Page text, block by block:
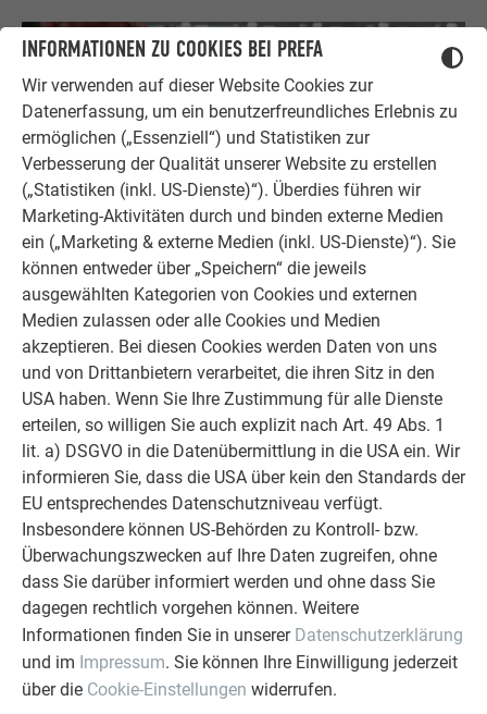
INFORMATIONEN ZU COOKIES BEI PREFA
Wir verwenden auf dieser Website Cookies zur
Datenerfassung, um ein benutzerfreundliches Erlebnis zu
ermöglichen („Essenziell“) und Statistiken zur
Verbesserung der Qualität unserer Website zu erstellen
(„Statistiken (inkl. US-Dienste)“). Überdies führen wir
Marketing-Aktivitäten durch und binden externe Medien
ein („Marketing & externe Medien (inkl. US-Dienste)“). Sie
können entweder über „Speichern“ die jeweils
ausgewählten Kategorien von Cookies und externen
Medien zulassen oder alle Cookies und Medien
akzeptieren. Bei diesen Cookies werden Daten von uns
und von Drittanbietern verarbeitet, die ihren Sitz in den
USA haben. Wenn Sie Ihre Zustimmung für alle Dienste
erteilen, so willigen Sie auch explizit nach Art. 49 Abs. 1
lit. a) DSGVO in die Datenübermittlung in die USA ein. Wir
informieren Sie, dass die USA über kein den Standards der
EU entsprechendes Datenschutzniveau verfügt.
Insbesondere können US-Behörden zu Kontroll- bzw.
Überwachungszwecken auf Ihre Daten zugreifen, ohne
dass Sie darüber informiert werden und ohne dass Sie
dagegen rechtlich vorgehen können. Weitere
Informationen finden Sie in unserer Datenschutzerklärung
und im Impressum. Sie können Ihre Einwilligung jederzeit
über die Cookie-Einstellungen widerrufen.
Schritt 1
Um die Verbindung ohne Rinnenwulstöffner herstellen zu
können,...
Schritt 2